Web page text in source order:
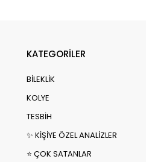
KATEGORİLER
BİLEKLİK
KOLYE
TESBİH
✨ KİŞİYE ÖZEL ANALİZLER
⭐ ÇOK SATANLAR